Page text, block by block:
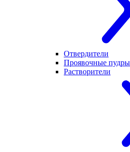
Отвердители
Проявочные
Растворители